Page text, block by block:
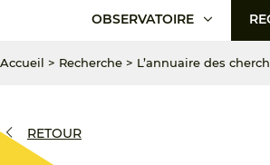
OBSERVATOIRE
Accueil > Recherche > L’annuaire des
RETOUR